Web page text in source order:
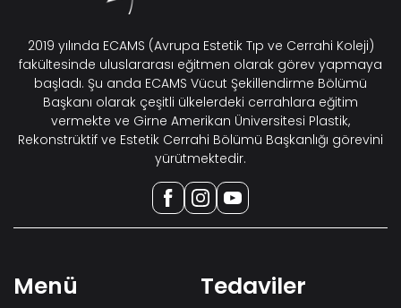
2019 yılında ECAMS (Avrupa Estetik Tıp ve Cerrahi Koleji)
fakültesinde uluslararası eğitmen olarak görev yapmaya
başladı. Şu anda ECAMS Vücut Şekillendirme Bölümü
Başkanı olarak çeşitli ülkelerdeki cerrahlara eğitim
vermekte ve Girne Amerikan Üniversitesi Plastik,
Rekonstrüktif ve Estetik Cerrahi Bölümü Başkanlığı görevini
yürütmektedir.
Menü Tedaviler